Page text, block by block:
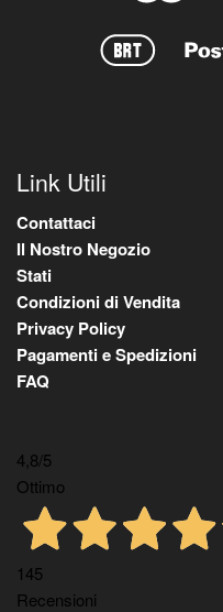
Link Utili
Contattaci
Il Nostro Negozio
Stati
Condizioni di Vendita
Privacy Policy
Pagamenti e Spedizioni
FAQ
4,8/5
Ottimo
145
Recensioni